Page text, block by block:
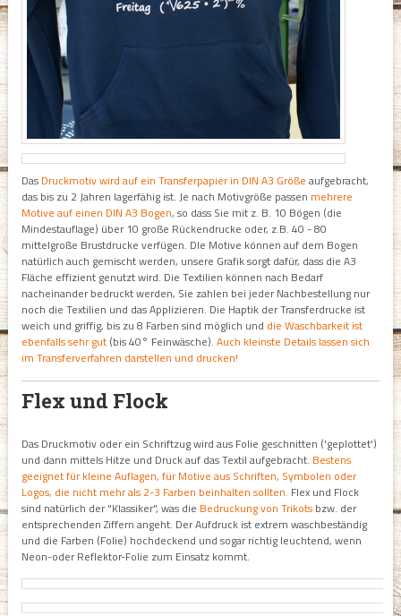
Das Druckmotiv wird auf ein Transferpapier in DIN A3 Größe aufgebracht,
das bis zu 2 Jahren lagerfähig ist. Je nach Motivgröße passen mehrere
Motive auf einen DIN A3 Bogen, so dass Sie mit z. B. 10 Bögen (die
Mindestauflage) über 10 große Rückendrucke oder, z.B. 40 - 80
mittelgroße Brustdrucke verfügen. DIe Motive können auf dem Bogen
natürlich auch gemischt werden, unsere Grafik sorgt dafür, dass die A3
Fläche effizient genutzt wird. Die Textilien können nach Bedarf
nacheinander bedruckt werden, Sie zahlen bei jeder Nachbestellung nur
noch die Textilien und das Applizieren. Die Haptik der Transferdrucke ist
weich und griffig, bis zu 8 Farben sind möglich und die Waschbarkeit ist
ebenfalls sehr gut(bis 40° Feinwäsche). Auch kleinste Details lassen sich
im Transferverfahren darstellen und drucken!
Flex und Flock
Das Druckmotiv oder ein Schriftzug wird aus Folie geschnitten ('geplottet')
und dann mittels Hitze und Druck auf das Textil aufgebracht. Bestens
geeignet für kleine Auflagen, für Motive aus Schriften, Symbolen oder
Logos, die nicht mehr als 2-3 Farben beinhalten sollten. Flex und Flock
sind natürlich der "Klassiker", was die Bedruckung von Trikotsbzw. der
entsprechenden Ziffern angeht. Der Aufdruck ist extrem waschbeständig
und die Farben (Folie) hochdeckend und sogar richtig leuchtend, wenn
Neon-oder Reflektor-Folie zum Einsatz kommt.